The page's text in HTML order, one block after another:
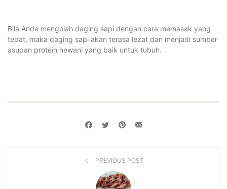
Bila Anda mengolah daging sapi dengan cara memasak yang
tepat, maka daging sapi akan terasa lezat dan menjadi sumber
asupan protein hewani yang baik untuk tubuh.
PREVIOUS POST